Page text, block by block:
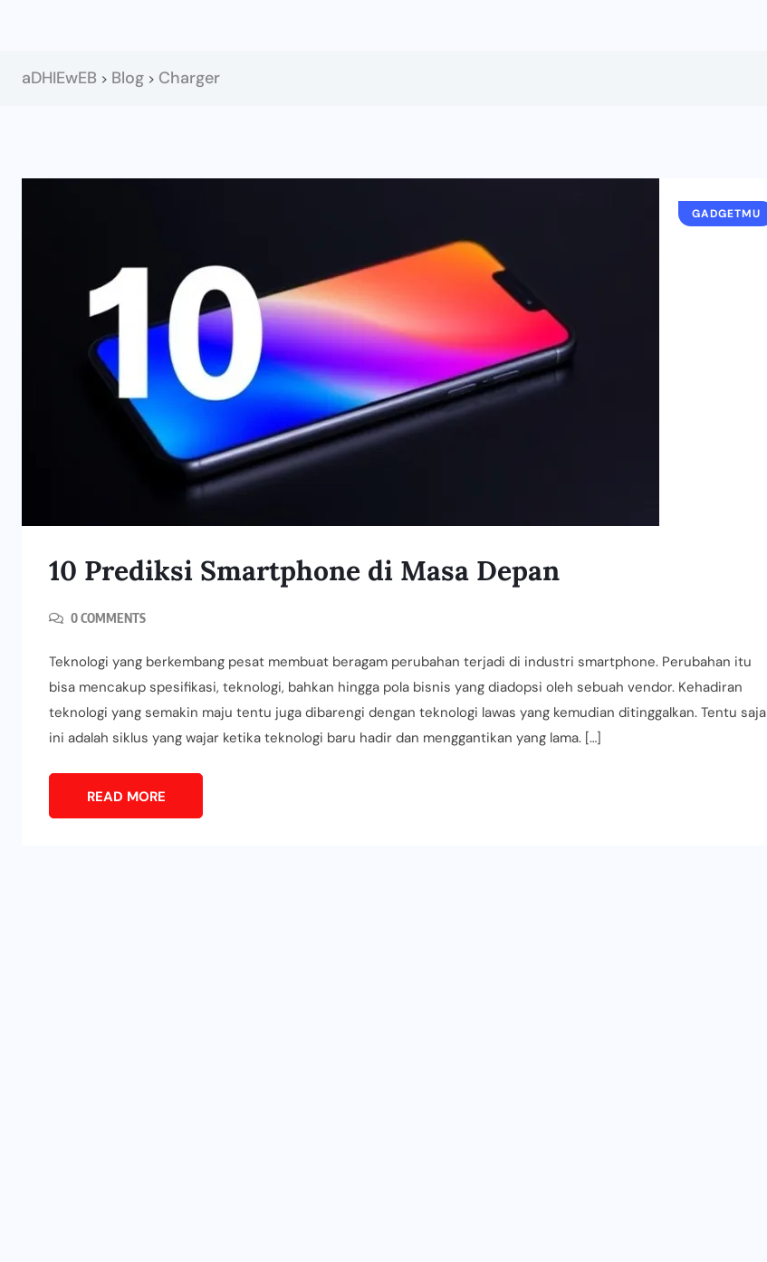
aDHIEwEB > Blog > Charger
GADGETMU
10 Prediksi Smartphone di Masa Depan
0 COMMENTS
Teknologi yang berkembang pesat membuat beragam perubahan terjadi di industri smartphone. Perubahan itu
bisa mencakup spesifikasi, teknologi, bahkan hingga pola bisnis yang diadopsi oleh sebuah vendor. Kehadiran
teknologi yang semakin maju tentu juga dibarengi dengan teknologi lawas yang kemudian ditinggalkan. Tentu saja
ini adalah siklus yang wajar ketika teknologi baru hadir dan menggantikan yang lama. […]
READ MORE